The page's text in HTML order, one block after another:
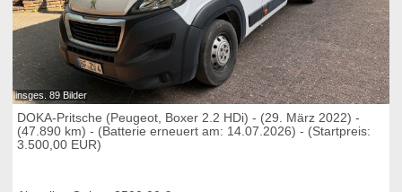
insges. 89 Bilder
DOKA-Pritsche (Peugeot, Boxer 2.2 HDi) - (29. März 2022) -
(47.890 km) - (Batterie erneuert am: 14.07.2026) - (Startpreis:
3.500,00 EUR)